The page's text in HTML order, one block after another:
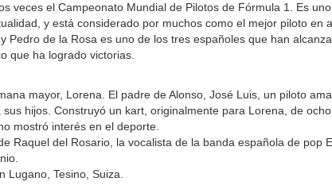
veces el Campeonato Mundial de Pilotos de Fórmula 1. Es
y está considerado por muchos como el mejor piloto en
Pedro de la Rosa es uno de los tres españoles que han
que ha logrado victorias.
mayor, Lorena. El padre de Alonso, José Luis, un piloto
hijos. Construyó un kart, originalmente para Lorena, de
mostró interés en el deporte.
Raquel del Rosario, la vocalista de la banda española de pop
Lugano, Tesino, Suiza.